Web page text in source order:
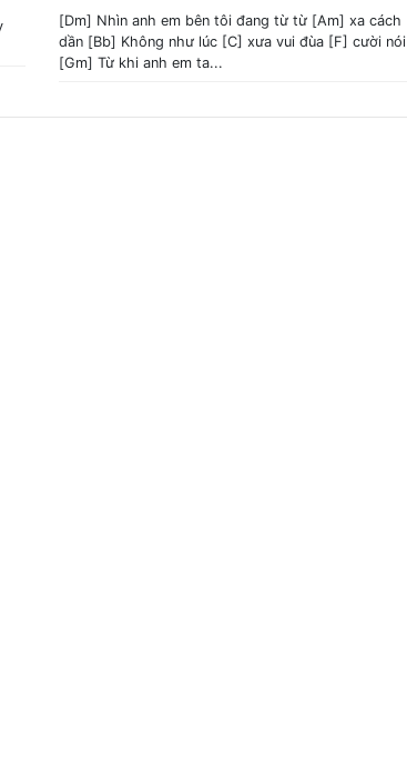
[Dm] Nhìn anh em bên tôi đang từ từ [Am] xa cách
dần [Bb] Không như lúc [C] xưa vui đùa [F] cười nói
[Gm] Từ khi anh em ta...